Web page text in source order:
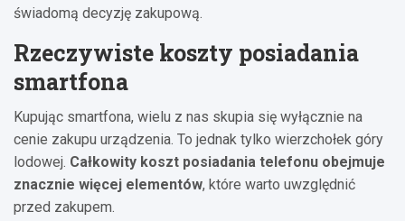
świadomą decyzję zakupową.
Rzeczywiste koszty posiadania
smartfona
Kupując smartfona, wielu z nas skupia się wyłącznie na
cenie zakupu urządzenia. To jednak tylko wierzchołek góry
lodowej. Całkowity koszt posiadania telefonu obejmuje
znacznie więcej elementów, które warto uwzględnić
przed zakupem.